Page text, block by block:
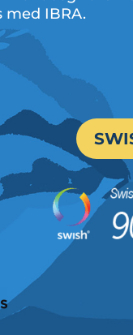
med IBRA.